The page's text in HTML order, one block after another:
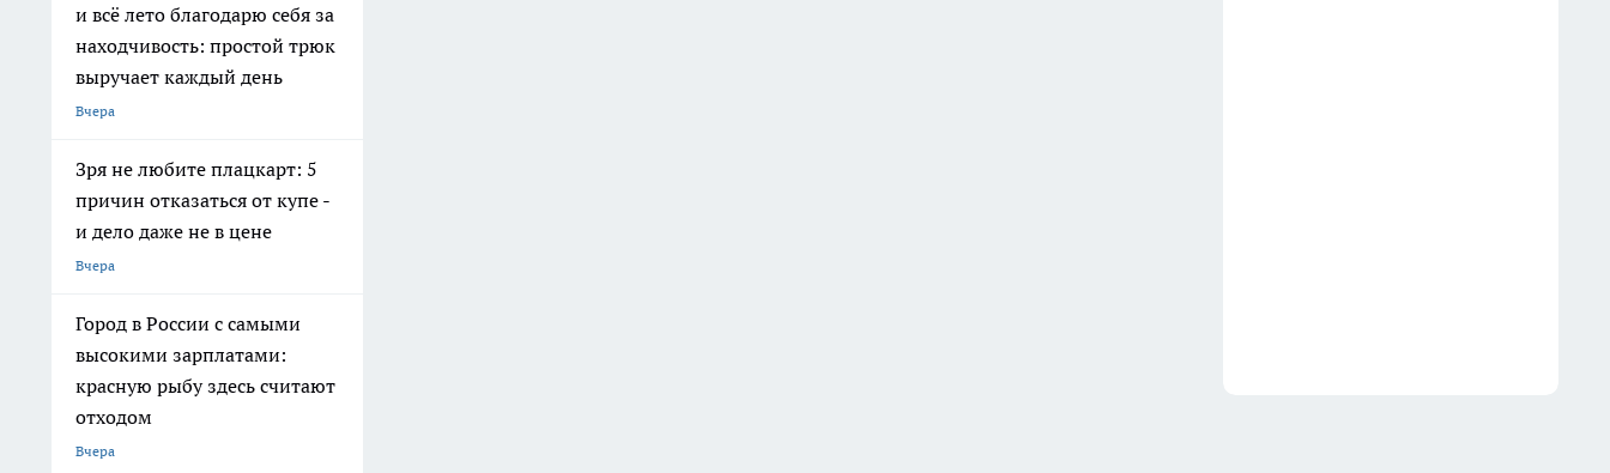
и всё лето благодарю себя за
находчивость: простой трюк
выручает каждый день
Вчера
Зря не любите плацкарт: 5
причин отказаться от купе -
и дело даже не в цене
Вчера
Город в России с самыми
высокими зарплатами:
красную рыбу здесь считают
отходом
Вчера